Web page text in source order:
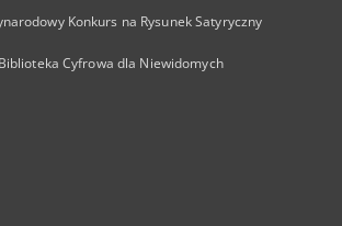
Konkurs na Rysunek Satyryczny
Cyfrowa dla Niewidomych